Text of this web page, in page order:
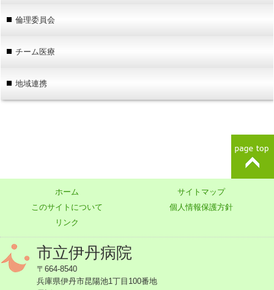
倫理委員会
チーム医療
地域連携
ホーム
サイトマップ
このサイトについて
個人情報保護方針
リンク
市立伊丹病院
〒664-8540
兵庫県伊丹市昆陽池1丁目100番地